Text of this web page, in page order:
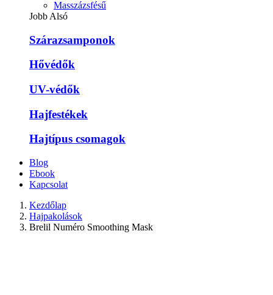
Masszázsfésű
Jobb Alsó
Szárazsamponok
Hővédők
UV-védők
Hajfestékek
Hajtípus csomagok
Blog
Ebook
Kapcsolat
Kezdőlap
Hajpakolások
Brelil Numéro Smoothing Mask